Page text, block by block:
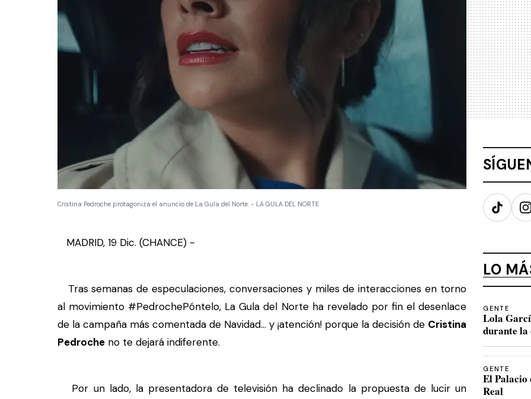
Cristina Pedroche protagoniza el anuncio de La Gula del Norte. - LA GULA DEL NORTE
MADRID, 19 Dic. (CHANCE) -
Tras semanas de especulaciones, conversaciones y miles de interacciones en torno
al movimiento #PedrochePóntelo, La Gula del Norte ha revelado por fin el desenlace
de la campaña más comentada de Navidad... y ¡atención! porque la decisión de Cristina
Pedroche no te dejará indiferente.
Por un lado, la presentadora de televisión ha declinado la propuesta de lucir un
TikTok
LO
GENTE
Lola
durante la
GENTE
El
Real